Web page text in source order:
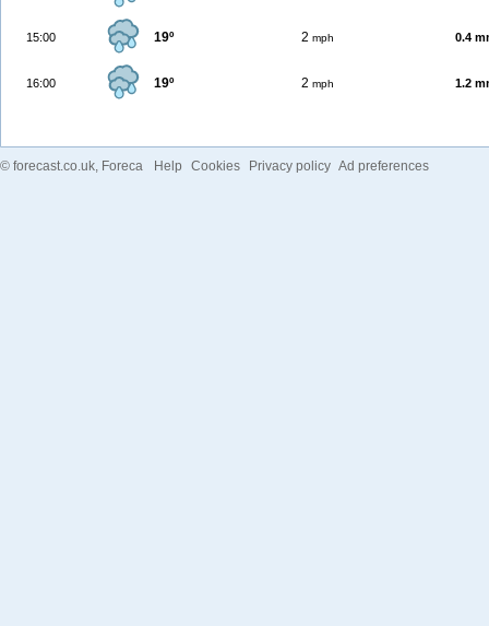
15:00 19º 2 mph 0.4
16:00 19º 2 mph 1.2
© forecast.co.uk , Foreca Help Cookies Privacy policy Ad preferences